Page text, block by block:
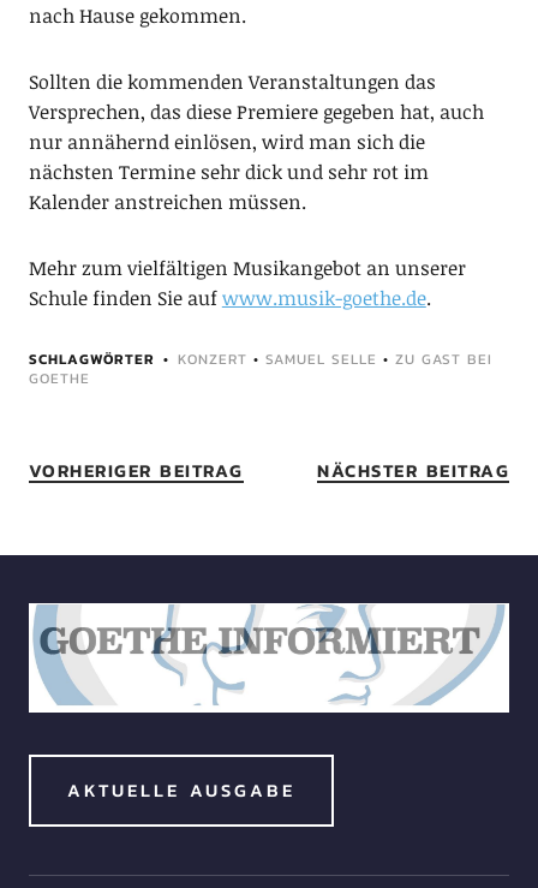
nach Hause gekommen.
Sollten die kommenden Veranstaltungen das
Versprechen, das diese Premiere gegeben hat, auch
nur annähernd einlösen, wird man sich die
nächsten Termine sehr dick und sehr rot im
Kalender anstreichen müssen.
Mehr zum vielfältigen Musikangebot an unserer
Schule finden Sie aufwww.musik-goethe.de.
SCHLAGWÖRTER KONZERT • SAMUEL SELLE • ZU GAST BEI
GOETHE
VORHERIGER BEITRAG NÄCHSTER BEITRAG
AKTUELLE AUSGABE